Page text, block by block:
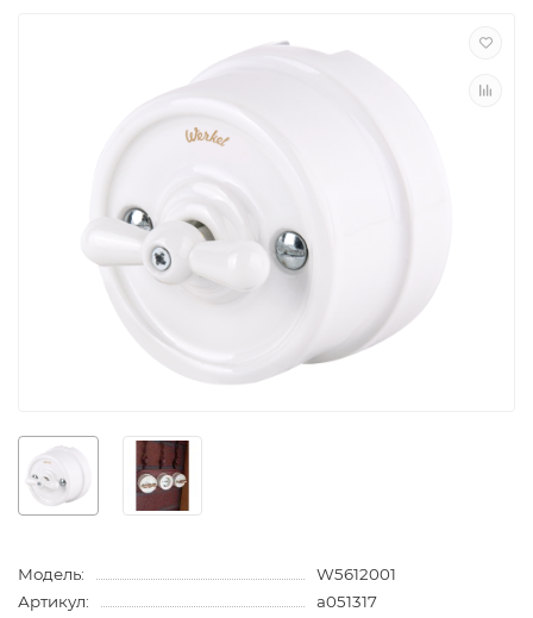
Модель:
W5612001
Артикул:
a051317